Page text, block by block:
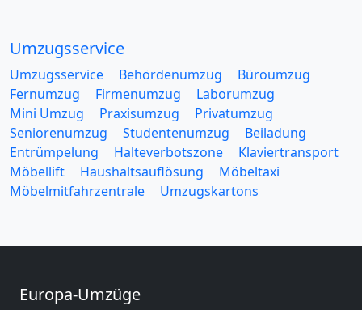
Umzugsservice
Umzugsservice Behördenumzug
Büroumzug
Fernumzug
Firmenumzug
Laborumzug
Mini Umzug
Praxisumzug
Privatumzug
Seniorenumzug
Studentenumzug
Beiladung
Entrümpelung
Halteverbotszone
Klaviertransport
Möbellift
Haushaltsauflösung
Möbeltaxi
Möbelmitfahrzentrale
Umzugskartons
Europa-Umzüge